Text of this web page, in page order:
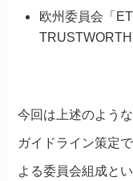
欧州委員会「
今回は上述のよう
ガイドライン策定
よる委員会組成と